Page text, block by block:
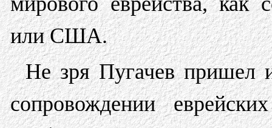
или США.
Не зря Пугачев
сопровождении